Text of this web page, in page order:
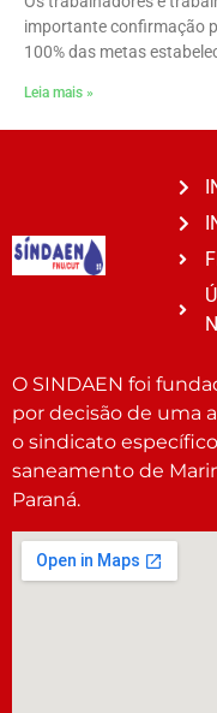
importante confirmação
100% das metas
Leia mais »
O SINDAEN foi
por decisão de uma
o sindicato
saneamento de
Paraná.